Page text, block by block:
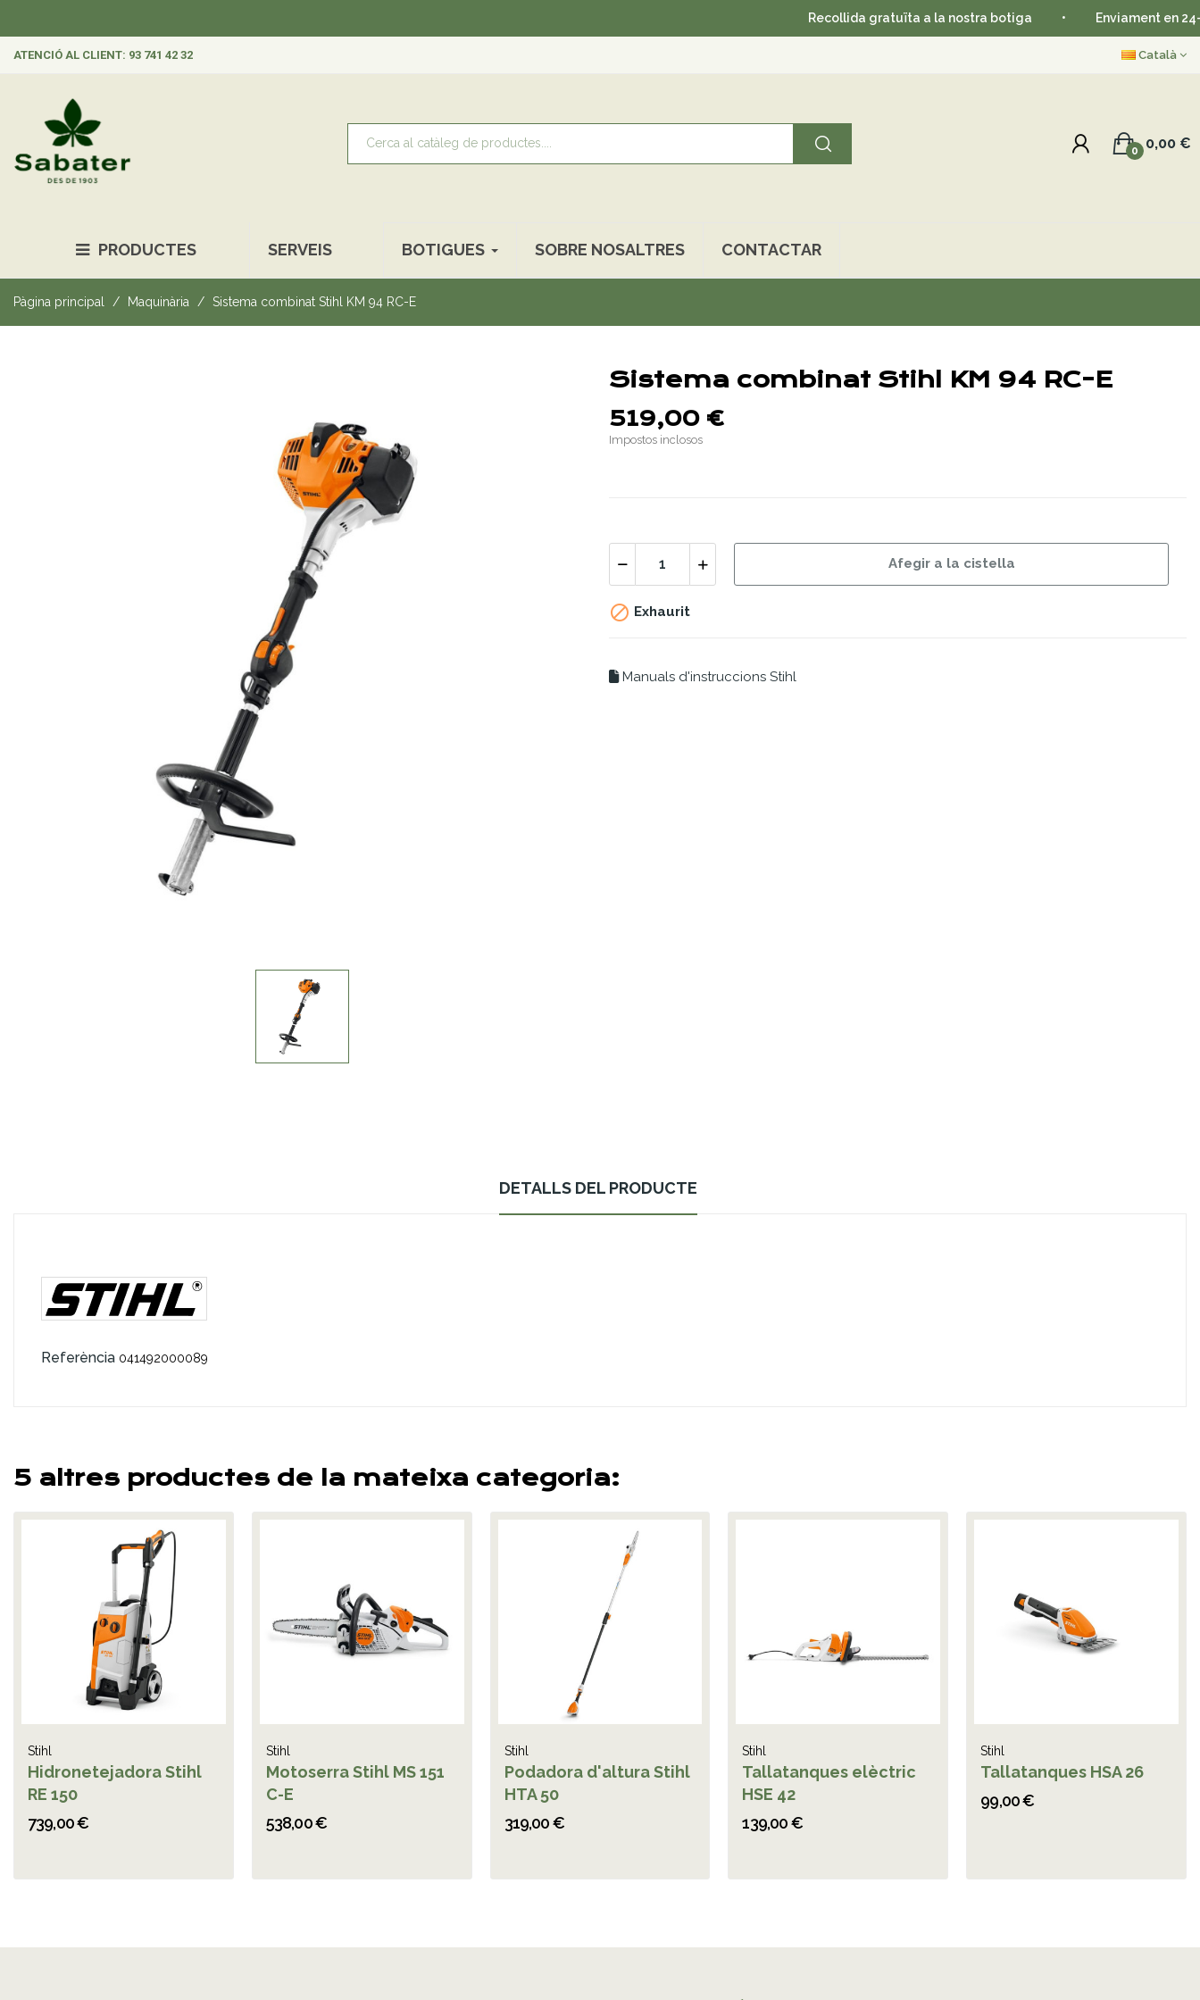
Recollida gratuïta a la nostra botiga • Enviament en 24-48
ATENCIÓ AL CLIENT: 93 741 42 32 Català
0,00 €
0
PRODUCTES SERVEIS BOTIGUES SOBRE NOSALTRES CONTACTAR
Pàgina principal Maquinària Sistema combinat Stihl KM 94 RC-E
Sistema combinat Stihl KM 94 RC-E
519,00 €
Impostos inclosos
Afegir a la cistella
 Exhaurit
Manuals d'instruccions Stihl
DETALLS DEL PRODUCTE
Referència 041492000089
5 altres productes de la mateixa categoria:
Stihl
Hidronetejadora Stihl
RE 150
739,00 €
Stihl
Motoserra Stihl MS 151
C-E
538,00 €
Stihl
Podadora d'altura Stihl
HTA 50
319,00 €
Stihl
Tallatanques elèctric
HSE 42
139,00 €
Stihl
Tallatanques HSA 26
99,00 €